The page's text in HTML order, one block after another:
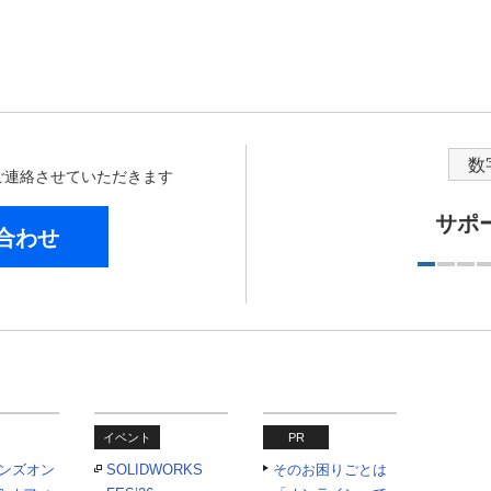
絡させていただきます
わせ
数
サポ
ズオン
イベント
SOLIDWORKS
PR
そのお困りごとは